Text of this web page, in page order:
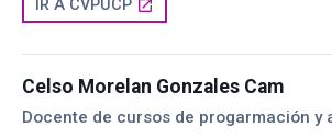
IR A CVPUCP open_in_new
Celso Morelan Gonzales Cam
Docente de cursos de progarmación y